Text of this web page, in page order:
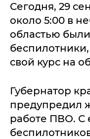
Сегодня, 29
около 5:00 в
областью
свой курс на
Губернатор
предупредил
работе ПВО. С